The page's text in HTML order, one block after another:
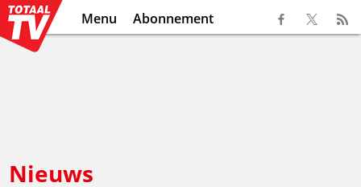
Menu Abonnement
Nieuws